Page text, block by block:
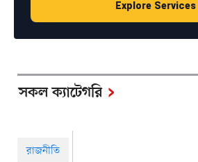
Explore Services
সকল ক্যাটেগরি
রাজনীতি